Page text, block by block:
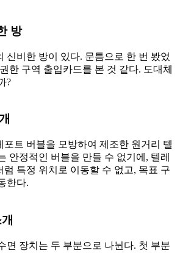
방
신비한 방이 있다. 문틈으로 한 번 봤었
한 구역 출입카드를 본 것 같다. 도대체
?
포트 버블을 모방하여 제조한 원거리 텔
안정적인 버블을 만들 수 없기에, 텔레
럼 특정 위치로 이동할 수 없고, 목표 구
한다.
면 장치는 두 부분으로 나뉜다. 첫 부분